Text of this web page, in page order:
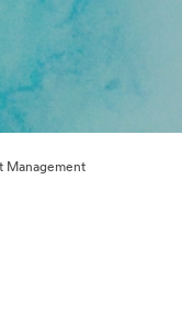
Management